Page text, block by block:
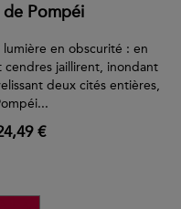
de Pompéi
en obscurité : en
jaillirent, inondant
deux cités entières,
€